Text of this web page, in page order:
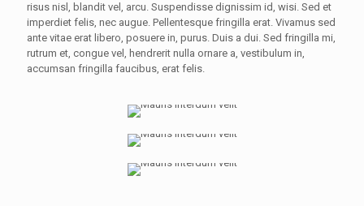
risus nisl, blandit vel, arcu. Suspendisse dignissim id, wisi. Sed et
imperdiet felis, nec augue. Pellentesque fringilla erat. Vivamus sed
ante vitae erat libero, posuere in, purus. Duis a dui. Sed fringilla mi,
rutrum et, congue vel, hendrerit nulla ornare a, vestibulum in,
accumsan fringilla faucibus, erat felis.